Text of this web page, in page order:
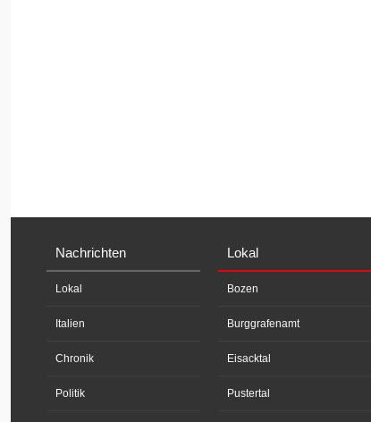
Nachrichten
Lokal
Italien
Chronik
Politik
Lokal
Bozen
Burggrafenamt
Eisacktal
Pustertal